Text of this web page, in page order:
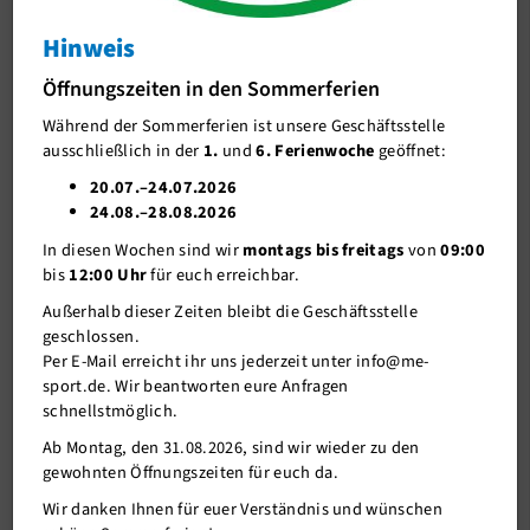
Sommercup Fußball
Fußball
19.05.2026
J-Team
Stellenangebote
Förderverein me-sport e.V.
Mitgliederservice
Verantwortung
Hinweis
Öffnungszeiten in den Sommerferien
Während der Sommerferien ist unsere Geschäftsstelle
ausschließlich in der 1. und6. Ferienwochegeöffnet:
20.07.–24.07.2026
24.08.–28.08.2026
In diesen Wochen sind wirmontags bis freitagsvon09:00
bis12:00 Uhrfür euch erreichbar.
Außerhalb dieser Zeiten bleibt die Geschäftsstelle
geschlossen.
Per E-Mail erreicht ihr uns jederzeit unter info@me-
sport.de. Wir beantworten eure Anfragen
schnellstmöglich.
Ab Montag, den 31.08.2026, sind wir wieder zu den
gewohnten Öffnungszeiten für euch da.
Wir danken Ihnen für euer Verständnis und wünschen